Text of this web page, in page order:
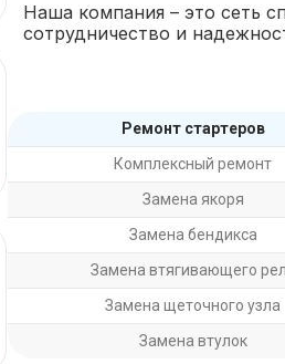
Наша компания – это сеть
сотрудничество и
Ремонт стартеров
Комплексный ремонт
Замена якоря
Замена бендикса
Замена втягивающего
Замена щеточного узла
Замена втулок